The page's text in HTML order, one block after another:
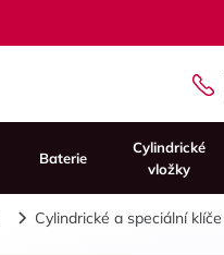
Baterie
Cylindrické
vložky
Cylindrické a speciální klíče